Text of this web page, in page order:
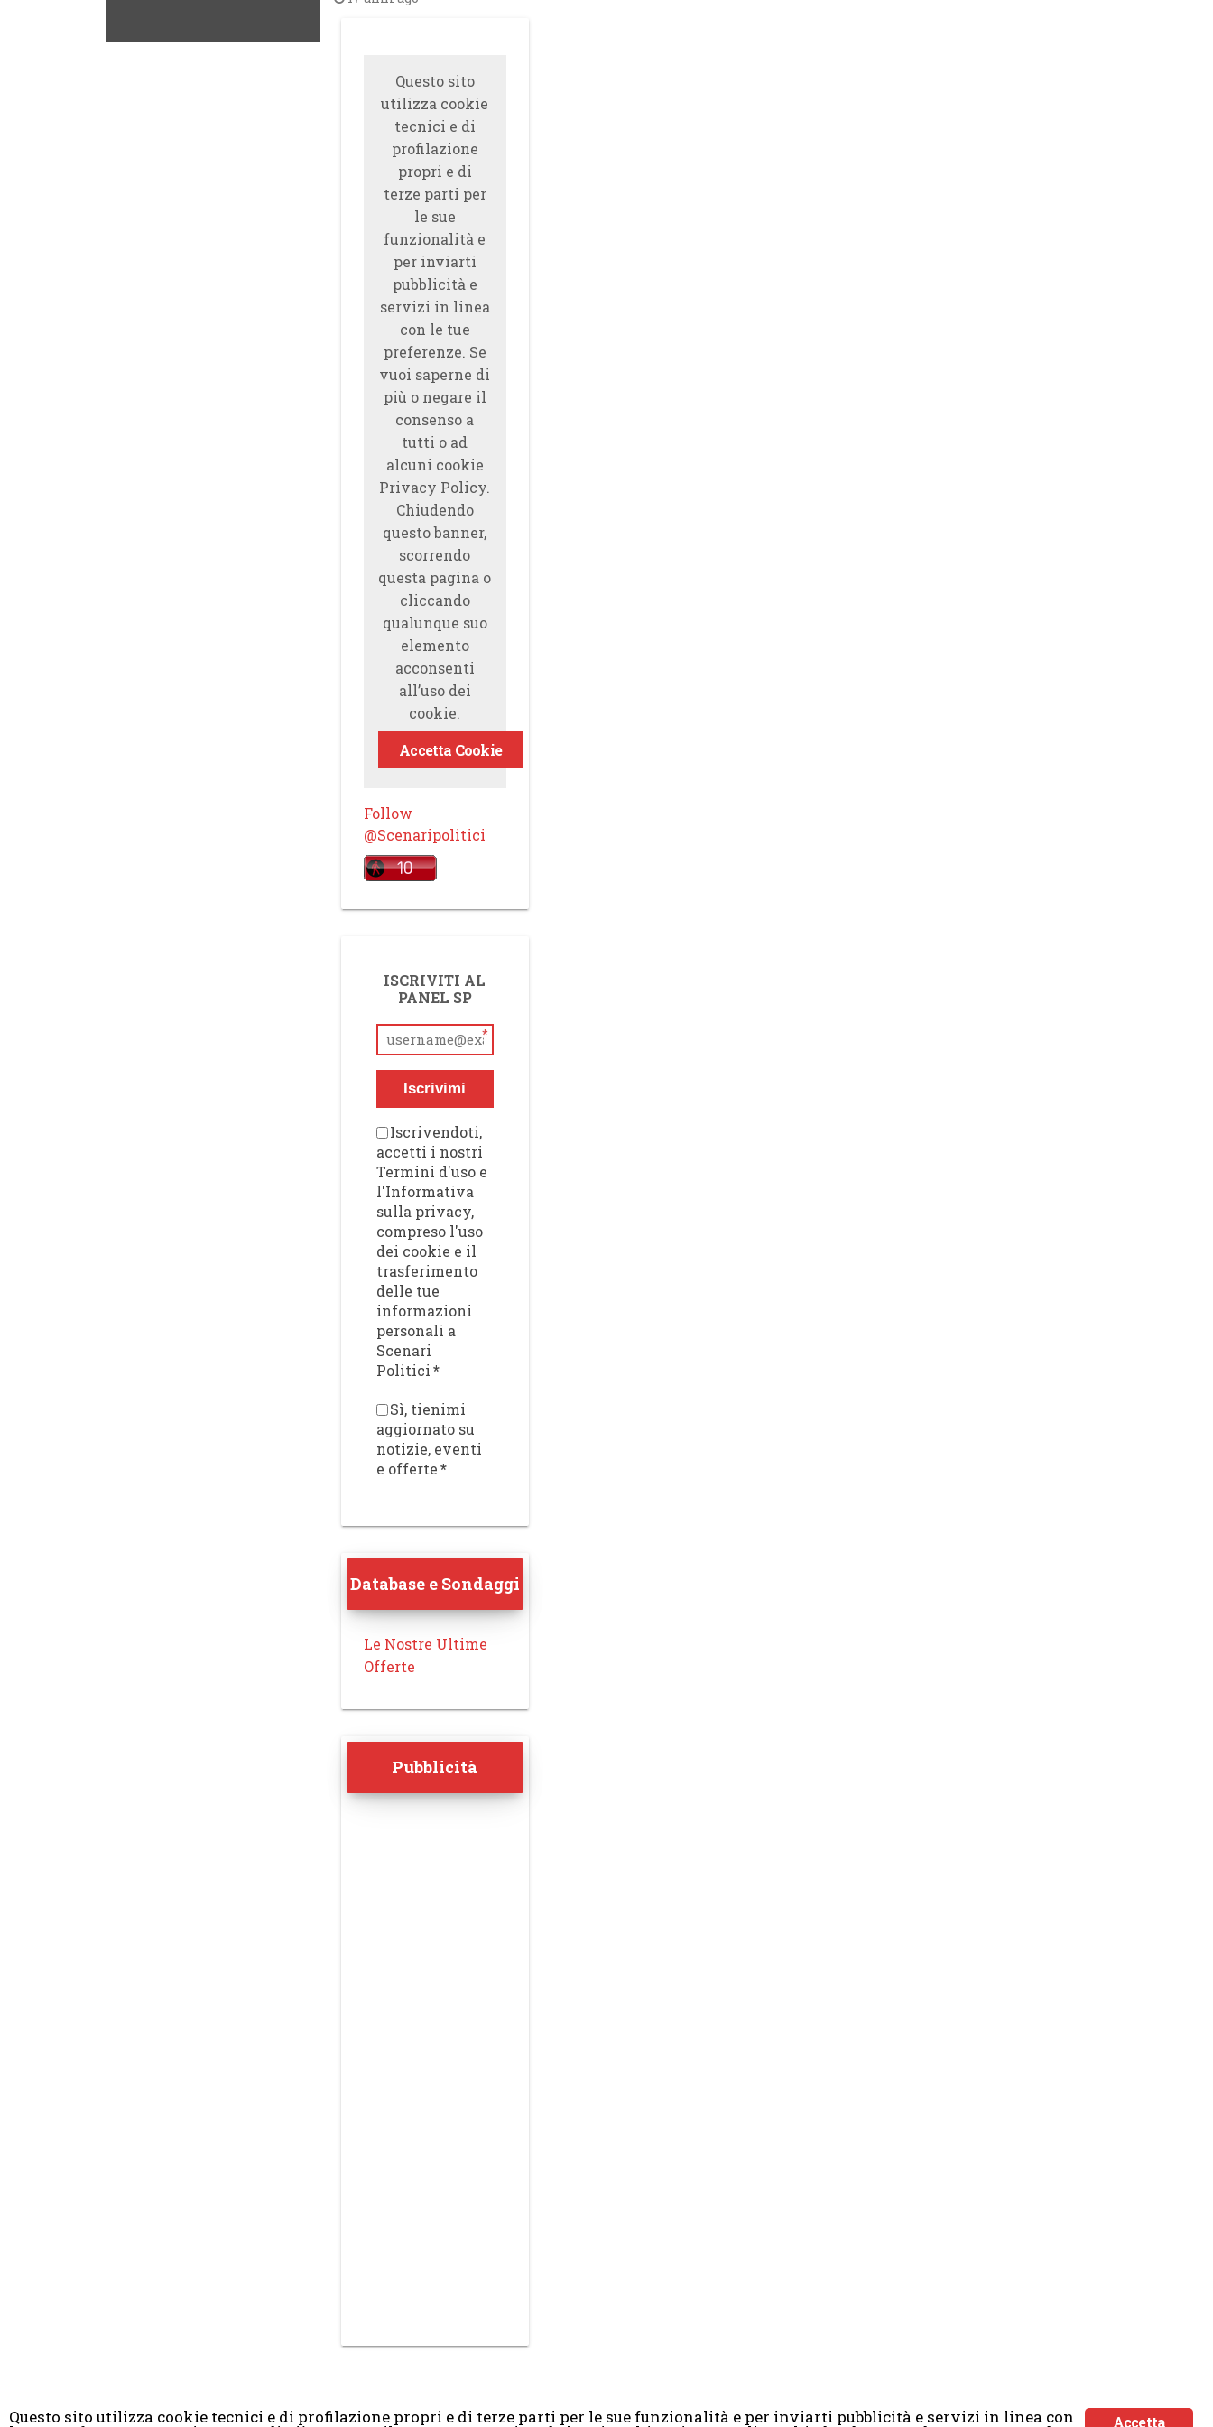
Questo sito
utilizza cookie
tecnici e di
profilazione
propri e di
terze parti per
le sue
funzionalità e
per inviarti
pubblicità e
servizi in linea
con le tue
preferenze. Se
vuoi saperne di
più o negare il
consenso a
tutti o ad
alcuni cookie
Privacy Policy.
Chiudendo
questo banner,
scorrendo
questa pagina o
cliccando
qualunque suo
elemento
acconsenti
all’uso dei
cookie.
Accetta Cookie
Follow
@Scenaripolitici
ISCRIVITI AL
PANEL SP
*
Iscrivimi
Iscrivendoti,
accetti i nostri
Termini d'uso e
l'Informativa
sulla privacy,
compreso l'uso
dei cookie e il
trasferimento
delle tue
informazioni
personali a
Scenari
Politici*
Sì, tienimi
aggiornato su
notizie, eventi
e offerte*
Database e Sondaggi
Le Nostre Ultime
Offerte
Pubblicità
Accetta
Questo sito utilizza cookie tecnici e di profilazione propri e di terze parti per le sue funzionalità e per inviarti pubblicità e servizi in linea con